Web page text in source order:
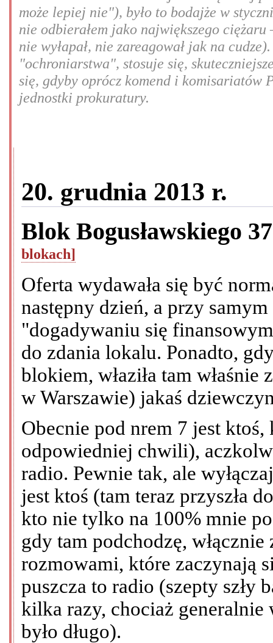
może lepiej nie"), było to bodajże w
nie odbierałem jako największego
nie wyłapał, nie zareagował jak na
"ochroniarstwa", stosuje się,
się, gdyby oprócz komend i komisariatów
jednostki prokuratury.
20. grudnia 2013 r.
Blok Bogusławskiego
blokach]
Oferta wydawała się być
następny dzień, a przy
"dogadywaniu się
do zdania lokalu. Ponadto,
blokiem, właziła tam właśnie
w Warszawie) jakaś
Obecnie pod nrem 7 jest
odpowiedniej chwili),
radio. Pewnie tak, ale
jest ktoś (tam teraz przyszła
kto nie tylko na 100% mnie
gdy tam podchodzę,
rozmowami, które zaczynają
puszcza to radio (szepty szły
kilka razy, chociaż generalnie
było długo).